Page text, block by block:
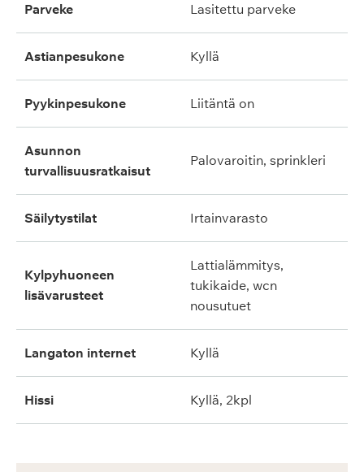
parveke lasitettu parveke
astianpesukone kyllä
pyykinpesukone liitäntä on
asunnon
turvallisuusratkaisut
palovaroitin, sprinkleri
säilytystilat irtainvarasto
kylpyhuoneen
lisävarusteet
lattialämmitys,
tukikaide, wcn
nousutuet
langaton internet kyllä
hissi kyllä, 2kpl